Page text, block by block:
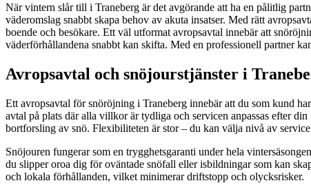
När vintern slår till i Traneberg är det avgörande att ha en pålitlig
väderomslag snabbt skapa behov av akuta insatser. Med rätt
boende och besökare. Ett väl utformat avropsavtal innebär att
väderförhållandena snabbt kan skifta. Med en professionell partner
Avropsavtal och snöjourstjänster i
Ett avropsavtal för snöröjning i Traneberg innebär att du som kund
avtal på plats där alla villkor är tydliga och servicen anpassas efter
bortforsling av snö. Flexibiliteten är stor – du kan välja nivå av
Snöjouren fungerar som en trygghetsgaranti under hela
du slipper oroa dig för oväntade snöfall eller isbildningar som kan
och lokala förhållanden, vilket minimerar driftstopp och olycksrisker.